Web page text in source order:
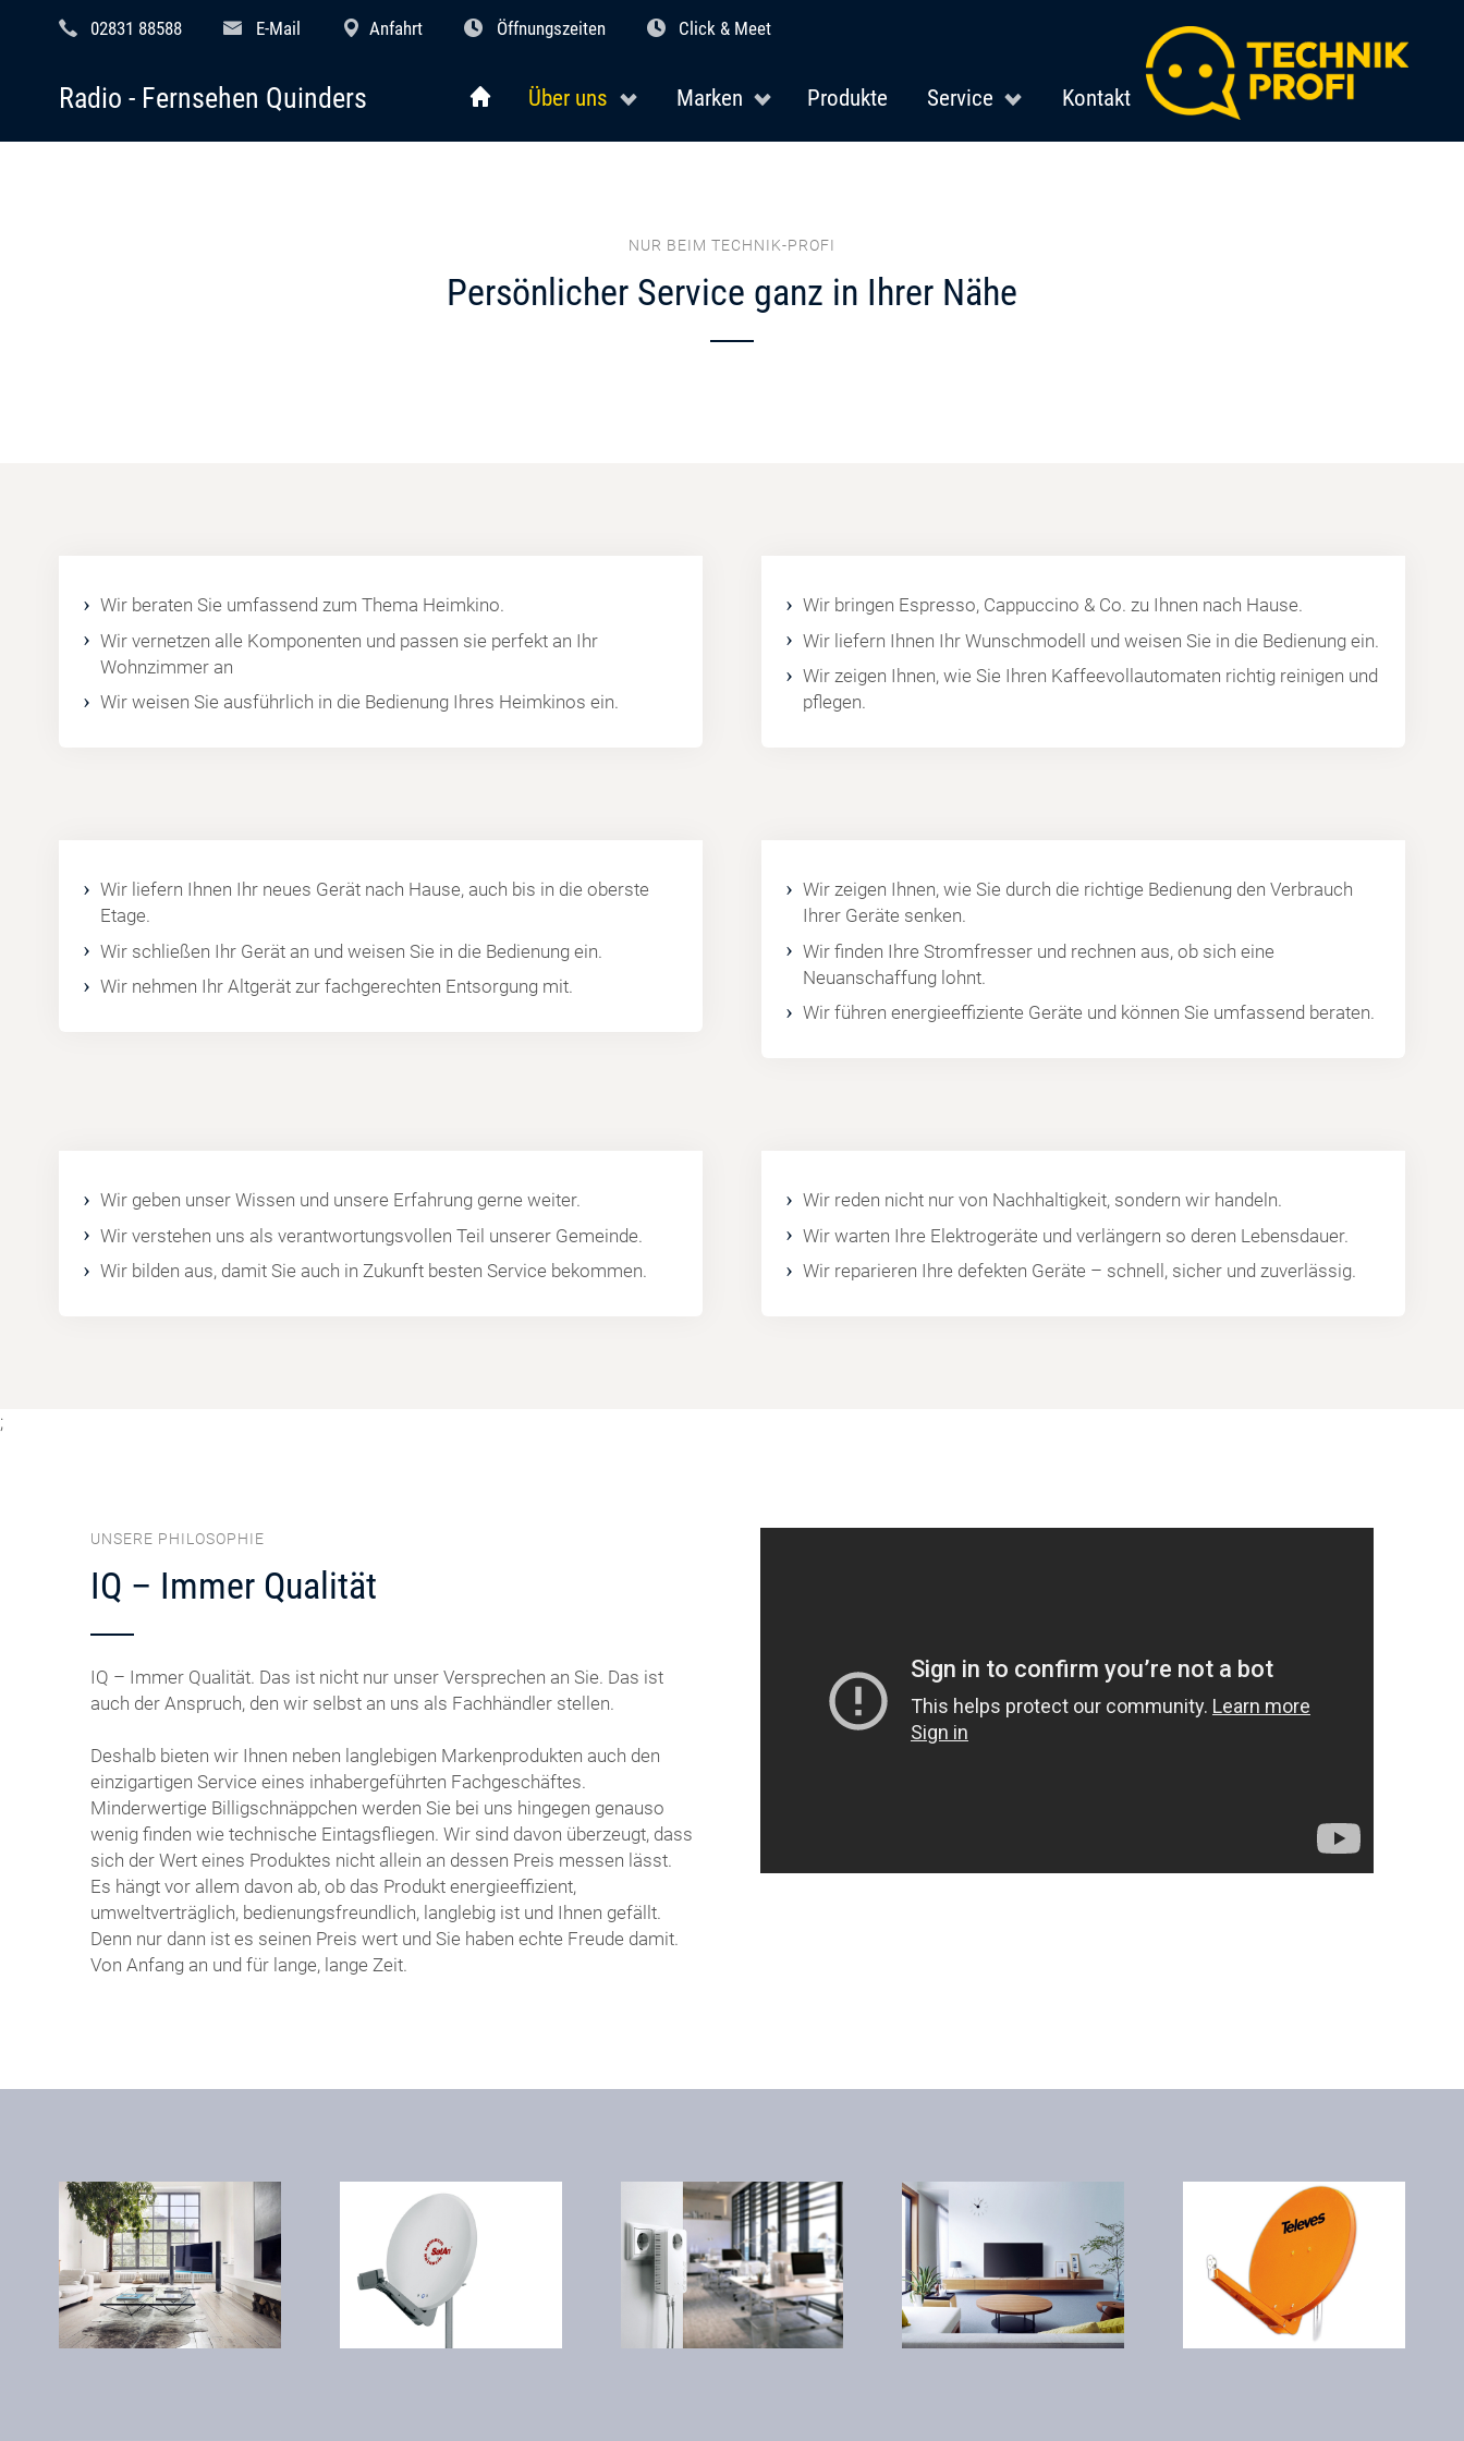
02831 88588 E-Mail Anfahrt Öffnungszeiten Click & Meet
Über uns Marken Produkte Service Kontakt
Radio - Fernsehen Quinders
NUR BEIM TECHNIK-PROFI
Persönlicher Service ganz in Ihrer Nähe
Wir beraten Sie umfassend zum Thema Heimkino.
Wir vernetzen alle Komponenten und passen sie perfekt an Ihr
Wohnzimmer an
Wir weisen Sie ausführlich in die Bedienung Ihres Heimkinos ein.
Wir bringen Espresso, Cappuccino & Co. zu Ihnen nach Hause.
Wir liefern Ihnen Ihr Wunschmodell und weisen Sie in die Bedienung ein.
Wir zeigen Ihnen, wie Sie Ihren Kaffeevollautomaten richtig reinigen und
pflegen.
Wir liefern Ihnen Ihr neues Gerät nach Hause, auch bis in die oberste
Etage.
Wir schließen Ihr Gerät an und weisen Sie in die Bedienung ein.
Wir nehmen Ihr Altgerät zur fachgerechten Entsorgung mit.
Wir zeigen Ihnen, wie Sie durch die richtige Bedienung den Verbrauch
Ihrer Geräte senken.
Wir finden Ihre Stromfresser und rechnen aus, ob sich eine
Neuanschaffung lohnt.
Wir führen energieeffiziente Geräte und können Sie umfassend beraten.
Wir geben unser Wissen und unsere Erfahrung gerne weiter.
Wir verstehen uns als verantwortungsvollen Teil unserer Gemeinde.
Wir bilden aus, damit Sie auch in Zukunft besten Service bekommen.
Wir reden nicht nur von Nachhaltigkeit, sondern wir handeln.
Wir warten Ihre Elektrogeräte und verlängern so deren Lebensdauer.
Wir reparieren Ihre defekten Geräte – schnell, sicher und zuverlässig.
;
UNSERE PHILOSOPHIE
IQ – Immer Qualität
IQ – Immer Qualität. Das ist nicht nur unser Versprechen an Sie. Das ist
auch der Anspruch, den wir selbst an uns als Fachhändler stellen.
Deshalb bieten wir Ihnen neben langlebigen Markenprodukten auch den
einzigartigen Service eines inhabergeführten Fachgeschäftes.
Minderwertige Billigschnäppchen werden Sie bei uns hingegen genauso
wenig finden wie technische Eintagsfliegen. Wir sind davon überzeugt, dass
sich der Wert eines Produktes nicht allein an dessen Preis messen lässt.
Es hängt vor allem davon ab, ob das Produkt energieeffizient,
umweltverträglich, bedienungsfreundlich, langlebig ist und Ihnen gefällt.
Denn nur dann ist es seinen Preis wert und Sie haben echte Freude damit.
Von Anfang an und für lange, lange Zeit.